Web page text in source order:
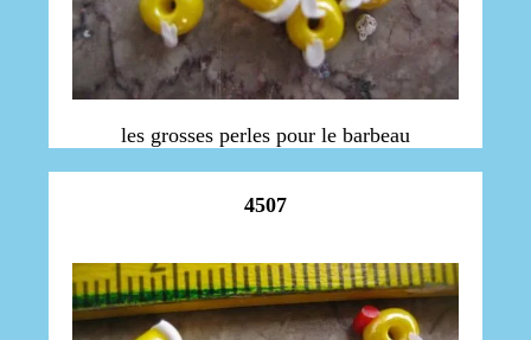
les grosses perles pour le barbeau
4507